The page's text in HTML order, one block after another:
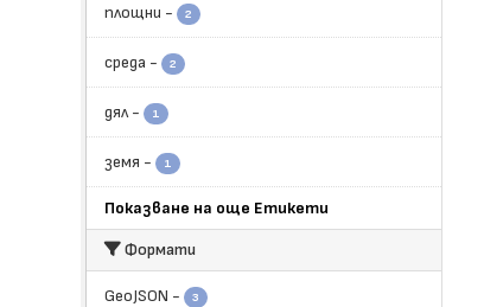
площни - 2
среда - 2
дял - 1
земя - 1
Показване на още Етикети
Формати
GeoJSON - 3